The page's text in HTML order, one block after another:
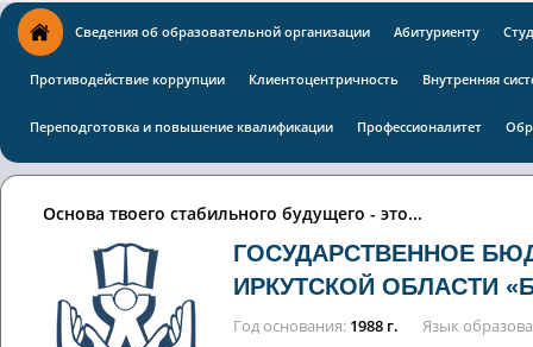
Сведения об образовательной организации Абитуриенту
Противодействие коррупции Клиентоцентричность Внутренняя
Переподготовка и повышение квалификации Профессионалитет
Основа твоего стабильного будущего - это...
ГОСУДАРСТВЕННОЕ
ИРКУТСКОЙ ОБЛАСТИ
Год основания 1988 г. Язык